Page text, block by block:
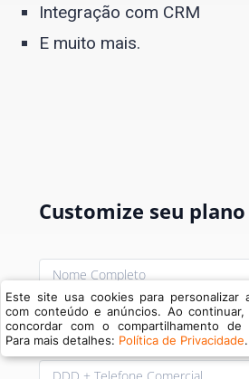
Integração com CRM
E muito mais.
Customize seu
Format: (00) 00000-0000.
Este site usa cookies para personalizar
com conteúdo e anúncios. Ao continuar,
concordar com o compartilhamento de
Para mais detalhes: Política de Privacidade.